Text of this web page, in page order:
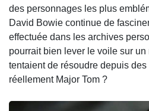
des personnages les plus
David Bowie continue de
effectuée dans les archives
pourrait bien lever le voile sur
tentaient de résoudre depuis
réellement Major Tom ?